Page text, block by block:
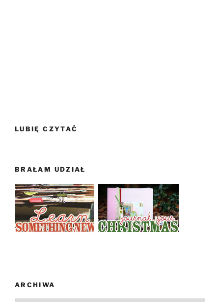
LUBIĘ CZYTAĆ
BRAŁAM UDZIAŁ
ARCHIWA